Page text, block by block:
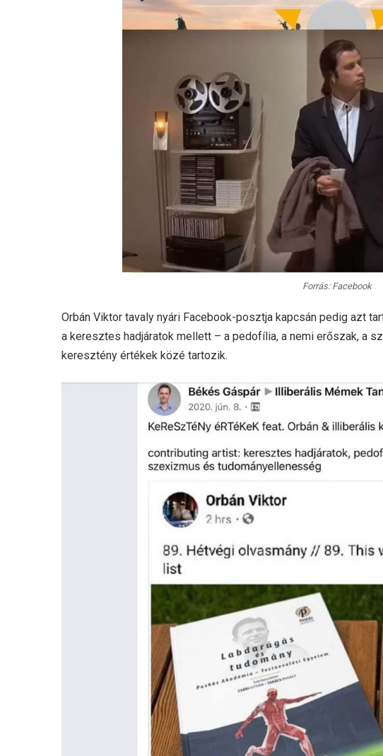
Forrás: Facebook
Orbán Viktor tavaly nyári Facebook-posztja kapcsán pedig azt
a keresztes hadjáratok mellett – a pedofília, a nemi erőszak, a
keresztény értékek közé tartozik.